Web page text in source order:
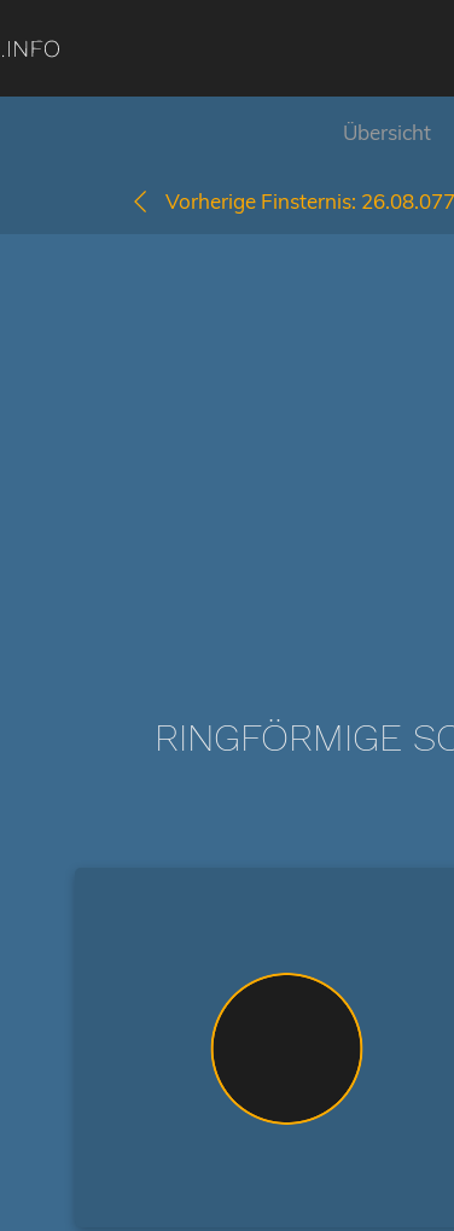
Übersicht
Vorherige Finsternis:
RINGFÖRMIGE